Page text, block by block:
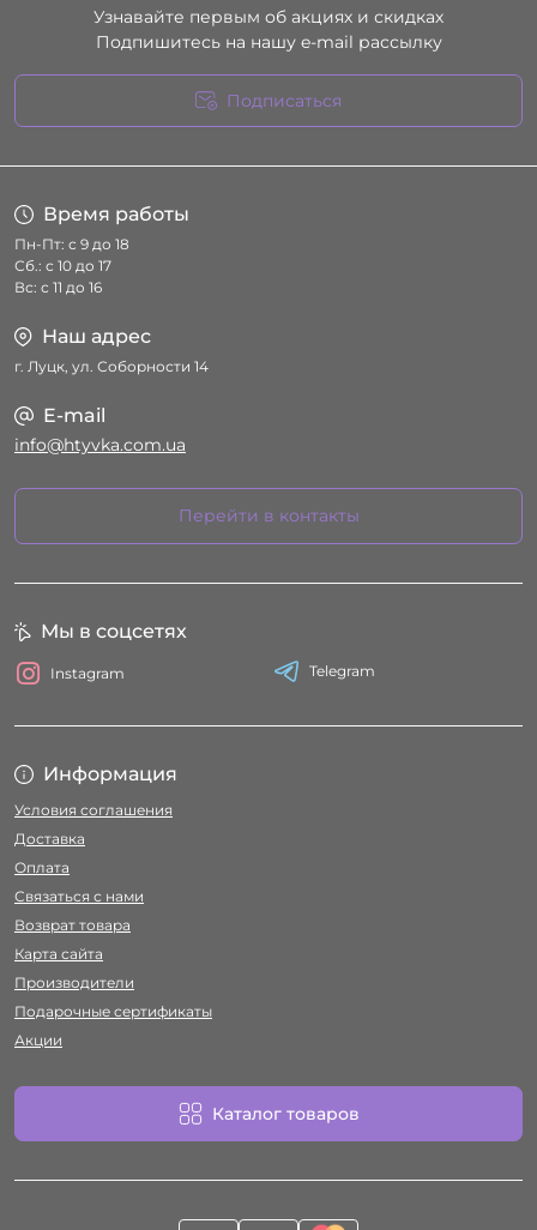
Узнавайте первым об акциях и скидках
Подпишитесь на нашу e-mail рассылку
Подписаться
Время работы
Пн-Пт: с 9 до 18
Сб.: с 10 до 17
Вс: с 11 до 16
Наш адрес
г. Луцк, ул. Соборности 14
E-mail
info@htyvka.com.ua
Перейти в контакты
Информация
Условия соглашения
Доставка
Оплата
Связаться с нами
Возврат товара
Карта сайта
Производители
Подарочные сертификаты
Акции
Каталог товаров
Мы в соцсетях
Instagram Telegram